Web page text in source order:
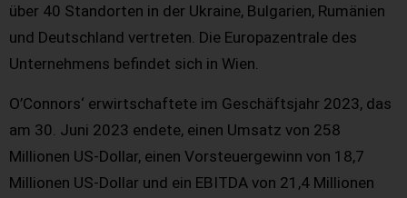
über 40 Standorten in der Ukraine, Bulgarien, Rumänien
und Deutschland vertreten. Die Europazentrale des
Unternehmens befindet sich in Wien.
O’Connors‘ erwirtschaftete im Geschäftsjahr 2023, das
am 30. Juni 2023 endete, einen Umsatz von 258
Millionen US-Dollar, einen Vorsteuergewinn von 18,7
Millionen US-Dollar und ein EBITDA von 21,4 Millionen